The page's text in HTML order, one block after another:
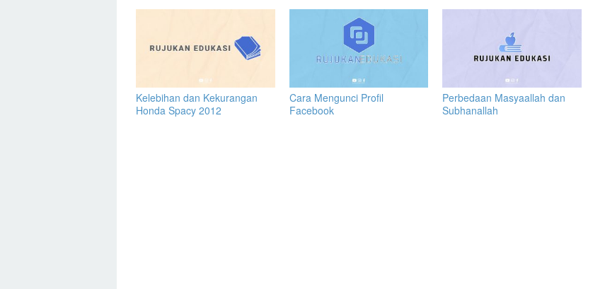
Kelebihan dan Kekurangan
Honda Spacy 2012
Cara Mengunci Profil
Facebook
Perbedaan Masyaallah dan
Subhanallah